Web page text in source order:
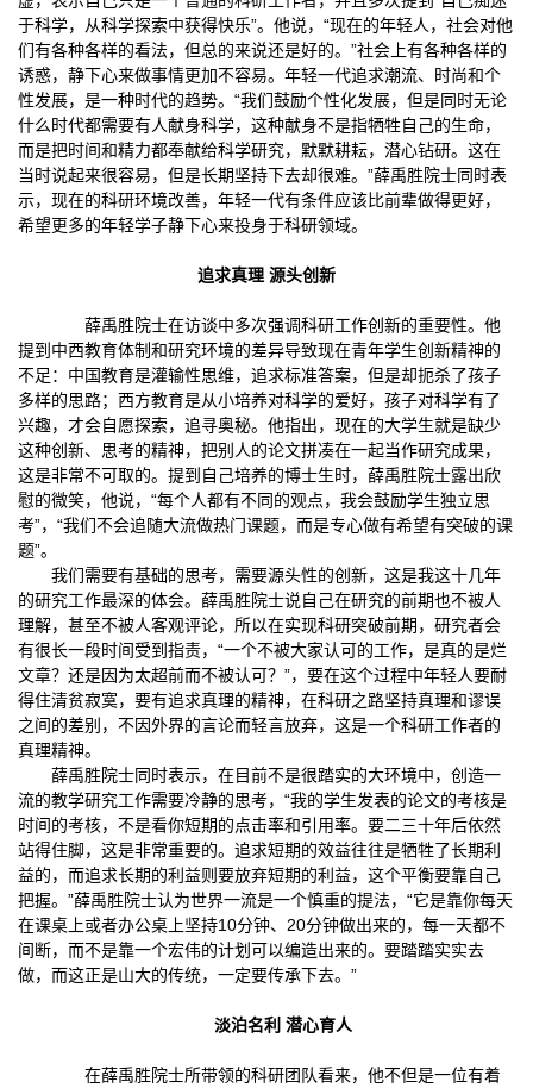
于科学，从科学探索中获得快乐”。他说，“现在的年轻人，社会对他
们有各种各样的看法，但总的来说还是好的。”社会上有各种各样的
诱惑，静下心来做事情更加不容易。年轻一代追求潮流、时尚和个
性发展，是一种时代的趋势。“我们鼓励个性化发展，但是同时无论
什么时代都需要有人献身科学，这种献身不是指牺牲自己的生命，
而是把时间和精力都奉献给科学研究，默默耕耘，潜心钻研。这在
当时说起来很容易，但是长期坚持下去却很难。”薛禹胜院士同时表
示，现在的科研环境改善，年轻一代有条件应该比前辈做得更好，
希望更多的年轻学子静下心来投身于科研领域。
追求真理 源头创新
薛禹胜院士在访谈中多次强调科研工作创新的重要性。他
提到中西教育体制和研究环境的差异导致现在青年学生创新精神的
不足：中国教育是灌输性思维，追求标准答案，但是却扼杀了孩子
多样的思路；西方教育是从小培养对科学的爱好，孩子对科学有了
兴趣，才会自愿探索，追寻奥秘。他指出，现在的大学生就是缺少
这种创新、思考的精神，把别人的论文拼凑在一起当作研究成果，
这是非常不可取的。提到自己培养的博士生时，薛禹胜院士露出欣
慰的微笑，他说，“每个人都有不同的观点，我会鼓励学生独立思
考”，“我们不会追随大流做热门课题，而是专心做有希望有突破的课
题”。
我们需要有基础的思考，需要源头性的创新，这是我这十几年
的研究工作最深的体会。薛禹胜院士说自己在研究的前期也不被人
理解，甚至不被人客观评论，所以在实现科研突破前期，研究者会
有很长一段时间受到指责，“一个不被大家认可的工作，是真的是烂
文章？还是因为太超前而不被认可？”，要在这个过程中年轻人要耐
得住清贫寂寞，要有追求真理的精神，在科研之路坚持真理和谬误
之间的差别，不因外界的言论而轻言放弃，这是一个科研工作者的
真理精神。
薛禹胜院士同时表示，在目前不是很踏实的大环境中，创造一
流的教学研究工作需要冷静的思考，“我的学生发表的论文的考核是
时间的考核，不是看你短期的点击率和引用率。要二三十年后依然
站得住脚，这是非常重要的。追求短期的效益往往是牺牲了长期利
益的，而追求长期的利益则要放弃短期的利益，这个平衡要靠自己
把握。”薛禹胜院士认为世界一流是一个慎重的提法，“它是靠你每天
在课桌上或者办公桌上坚持10分钟、20分钟做出来的，每一天都不
间断，而不是靠一个宏伟的计划可以编造出来的。要踏踏实实去
做，而这正是山大的传统，一定要传承下去。”
淡泊名利 潜心育人
在薛禹胜院士所带领的科研团队看来，他不但是一位有着